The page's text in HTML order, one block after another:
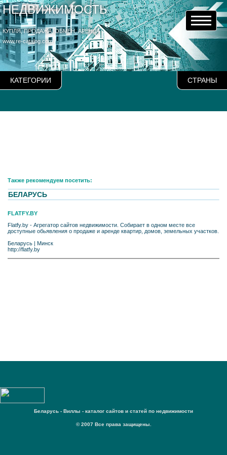
НЕДВИЖИМОСТЬ
КУПЛЯ, ПРОДАЖА, ОБМЕН, АРЕНДА
www.re-catalog.com
КАТЕГОРИИ СТРАНЫ
Также рекомендуем посетить:
БЕЛАРУСЬ
FLATFY.BY
Flatfy.by - Агрегатор сайтов недвижимости. Собирает в одном месте все
доступные обьявления о продаже и аренде квартир, домов, земельных участков.
Беларусь | Минск
http://flatfy.by
Беларусь - Виллы - каталог сайтов и статей по недвижимости
© 2007 Все права защищены.